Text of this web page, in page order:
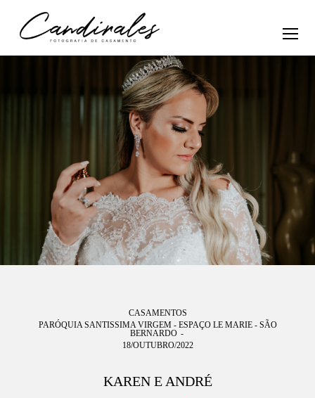
CASAMENTOS
PARÓQUIA SANTISSIMA VIRGEM - ESPAÇO LE MARIE - SÃO
BERNARDO
18/OUTUBRO/2022
KAREN E ANDRÉ